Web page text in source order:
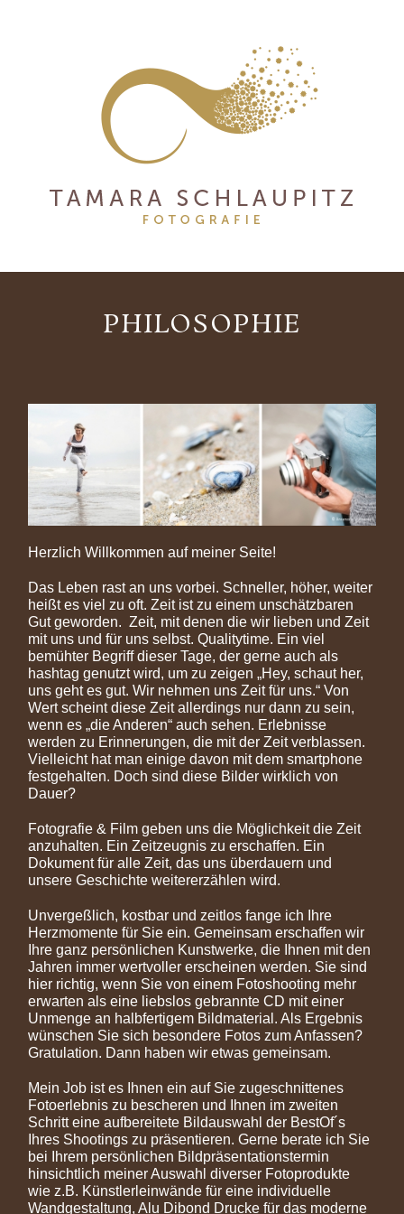
PHILOSOPHIE
Herzlich Willkommen auf meiner Seite!
Das Leben rast an uns vorbei. Schneller, höher, weiter
heißt es viel zu oft. Zeit ist zu einem unschätzbaren
Gut geworden. Zeit, mit denen die wir lieben und Zeit
mit uns und für uns selbst. Qualitytime. Ein viel
bemühter Begriff dieser Tage, der gerne auch als
hashtag genutzt wird, um zu zeigen „Hey, schaut her,
uns geht es gut. Wir nehmen uns Zeit für uns.“ Von
Wert scheint diese Zeit allerdings nur dann zu sein,
wenn es „die Anderen“ auch sehen. Erlebnisse
werden zu Erinnerungen, die mit der Zeit verblassen.
Vielleicht hat man einige davon mit dem smartphone
festgehalten. Doch sind diese Bilder wirklich von
Dauer?
Fotografie & Film geben uns die Möglichkeit die Zeit
anzuhalten. Ein Zeitzeugnis zu erschaffen. Ein
Dokument für alle Zeit, das uns überdauern und
unsere Geschichte weitererzählen wird.
Unvergeßlich, kostbar und zeitlos fange ich Ihre
Herzmomente für Sie ein. Gemeinsam erschaffen wir
Ihre ganz persönlichen Kunstwerke, die Ihnen mit den
Jahren immer wertvoller erscheinen werden. Sie sind
hier richtig, wenn Sie von einem Fotoshooting mehr
erwarten als eine liebslos gebrannte CD mit einer
Unmenge an halbfertigem Bildmaterial. Als Ergebnis
wünschen Sie sich besondere Fotos zum Anfassen?
Gratulation. Dann haben wir etwas gemeinsam.
Mein Job ist es Ihnen ein auf Sie zugeschnittenes
Fotoerlebnis zu bescheren und Ihnen im zweiten
Schritt eine aufbereitete Bildauswahl der BestOf´s
Ihres Shootings zu präsentieren. Gerne berate ich Sie
bei Ihrem persönlichen Bildpräsentationstermin
hinsichtlich meiner Auswahl diverser Fotoprodukte
wie z.B. Künstlerleinwände für eine individuelle
Wandgestaltung, Alu Dibond Drucke für das moderne